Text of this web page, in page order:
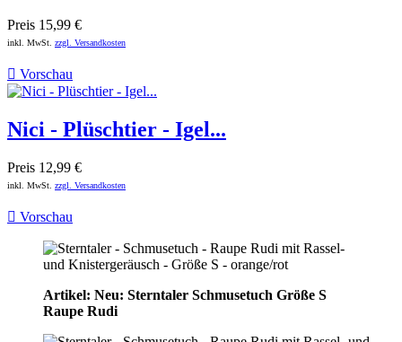
Preis 15,99 €
inkl. MwSt. zzgl. Versandkosten
 Vorschau
Nici - Plüschtier - Igel...
Preis 12,99 €
inkl. MwSt. zzgl. Versandkosten
 Vorschau
Artikel: Neu: Sterntaler Schmusetuch Größe S
Raupe Rudi